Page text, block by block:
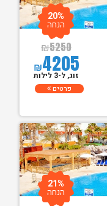
₪5250
₪4205
20%
הנחה
זוג, ל-3 לילות
פרטים
21%
הנחה